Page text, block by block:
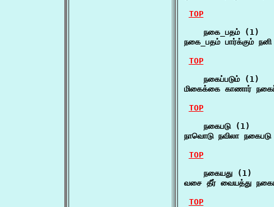
TOP
    நகை_பதம் (1)
நகை_பதம் பார்க்கும்
TOP
    நகைப்படும் (1)
மிகைக்கை காணார்
TOP
    நகைபடு (1)
நாவொடு நவிலா
TOP
    நகையது (1)
வசை தீர் வையத்து
TOP